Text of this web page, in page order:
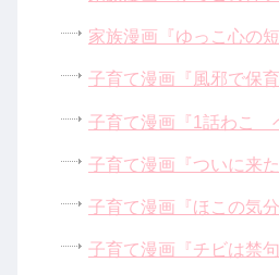
家族漫画『ゆっこ心の短
子育て漫画『風邪で保育
子育て漫画『1話わこ
子育て漫画『ついに来
子育て漫画『ほこの気
子育て漫画『チビは禁句